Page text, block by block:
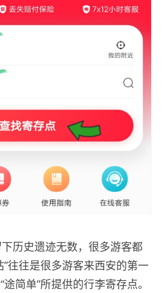
历史遗迹无数，很多游客都
”往往是很多游客来西安的第一
简单”所提供的行李寄存点。